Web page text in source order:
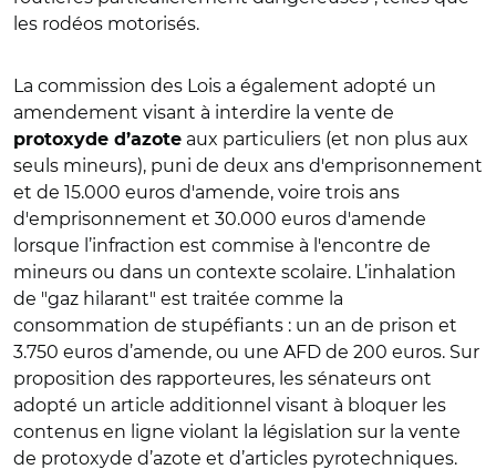
les rodéos motorisés.
La commission des Lois a également adopté un
amendement visant à interdire la vente de
protoxyde d’azote aux particuliers (et non plus aux
seuls mineurs), puni de deux ans d'emprisonnement
et de 15.000 euros d'amende, voire trois ans
d'emprisonnement et 30.000 euros d'amende
lorsque l’infraction est commise à l'encontre de
mineurs ou dans un contexte scolaire. L’inhalation
de "gaz hilarant" est traitée comme la
consommation de stupéfiants : un an de prison et
3.750 euros d’amende, ou une AFD de 200 euros. Sur
proposition des rapporteures, les sénateurs ont
adopté un article additionnel visant à bloquer les
contenus en ligne violant la législation sur la vente
de protoxyde d’azote et d’articles pyrotechniques.